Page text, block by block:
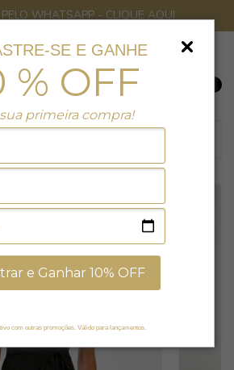
SE E GANHE
% OFF
primeira compra!
e Ganhar 10% OFF
com outras promoções. Válido para lançamentos.
PELO WHATSAPP - CLIQUE AQUI